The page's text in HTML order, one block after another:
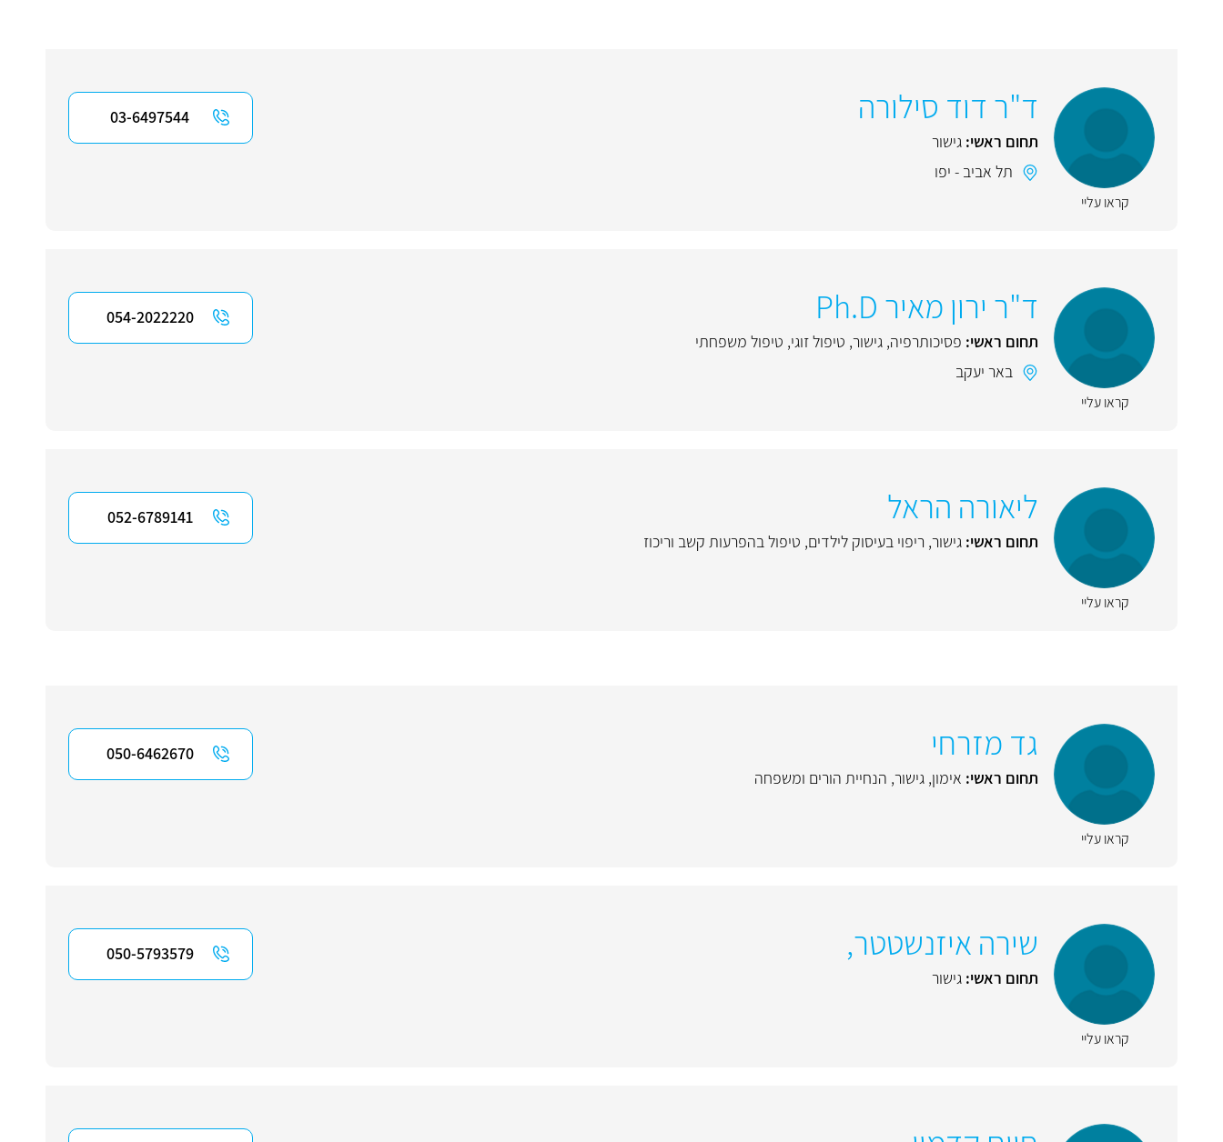
קראו עליי
ד"ר דוד סילורה
תחום ראשי: גישור
תל אביב - יפו
03-6497544
קראו עליי
ד"ר ירון מאיר Ph.D
תחום ראשי: פסיכותרפיה, גישור, טיפול זוגי, טיפול משפחתי
באר יעקב
054-2022220
קראו עליי
ליאורה הראל
תחום ראשי: גישור, ריפוי בעיסוק לילדים, טיפול בהפרעות קשב וריכוז
052-6789141
קראו עליי
גד מזרחי
תחום ראשי: אימון, גישור, הנחיית הורים ומשפחה
050-6462670
קראו עליי
שירה איזנשטטר,
תחום ראשי: גישור
050-5793579